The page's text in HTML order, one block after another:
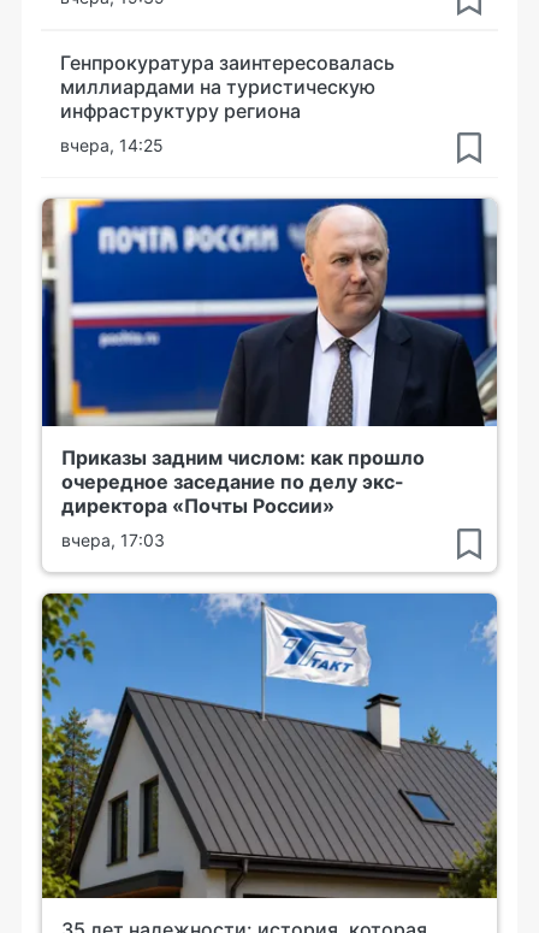
Генпрокуратура заинтересовалась
миллиардами на туристическую
инфраструктуру региона
вчера, 14:25
Приказы задним числом: как прошло
очередное заседание по делу экс-
директора «Почты России»
вчера, 17:03